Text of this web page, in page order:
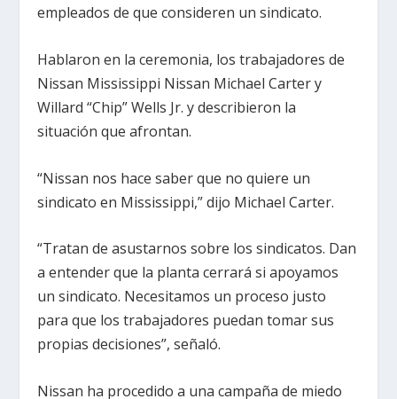
empleados de que consideren un sindicato.
Hablaron en la ceremonia, los trabajadores de
Nissan Mississippi Nissan Michael Carter y
Willard “Chip” Wells Jr. y describieron la
situación que afrontan.
“Nissan nos hace saber que no quiere un
sindicato en Mississippi,” dijo Michael Carter.
“Tratan de asustarnos sobre los sindicatos. Dan
a entender que la planta cerrará si apoyamos
un sindicato. Necesitamos un proceso justo
para que los trabajadores puedan tomar sus
propias decisiones”, señaló.
Nissan ha procedido a una campaña de miedo